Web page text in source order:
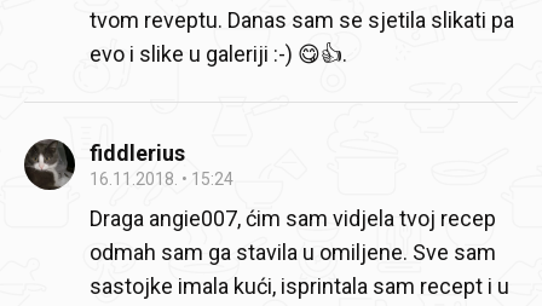
tvom reveptu. Danas sam se sjetila slikati pa
evo i slike u galeriji :-) 😋👍.
fiddlerius
16.11.2018. 15:24
Draga angie007, ćim sam vidjela tvoj recep
odmah sam ga stavila u omiljene. Sve sam
sastojke imala kući, isprintala sam recept i u